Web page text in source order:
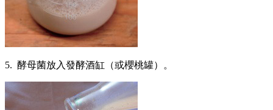
5. 酵母菌放入發酵酒缸（或櫻桃罐）。